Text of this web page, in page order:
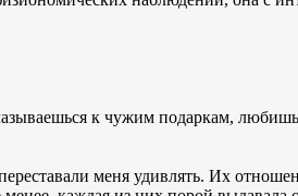
к чужим подаркам,
меня удивлять. Их